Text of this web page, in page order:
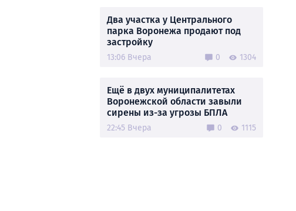
Два участка у Центрального
парка Воронежа продают под
застройку
13:06 Вчера 0 1304
Ещё в двух муниципалитетах
Воронежской области завыли
сирены из-за угрозы БПЛА
22:45 Вчера 0 1115